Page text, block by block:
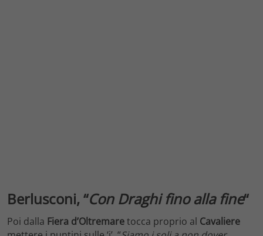
Berlusconi, “Con Draghi fino alla fine“
Poi dalla Fiera d’Oltremaretocca proprio al Cavaliere